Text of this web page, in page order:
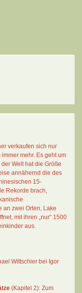
verkaufen sich nur
mehr. Es geht um
Welt hat die Größe
annähernd die des
15-
Rekorde brach,
an zwei Orten, Lake
mit ihren „nur“ 1500
aus.
Wittschier bei Igor
(Kapitel 2): Zum